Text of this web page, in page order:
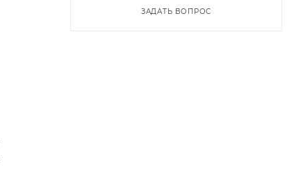
ЗАДАТЬ ВОПРОС